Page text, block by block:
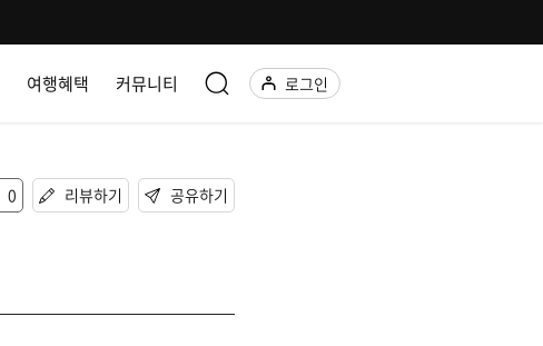
여행혜택 커뮤니티 로그인
0 리뷰하기 공유하기